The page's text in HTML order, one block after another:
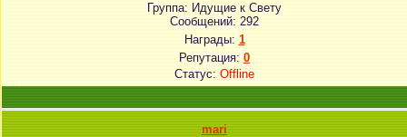
Группа: Идущие к Свету
Сообщений:292
Награды:1
Репутация:0
Статус:Offline
mari